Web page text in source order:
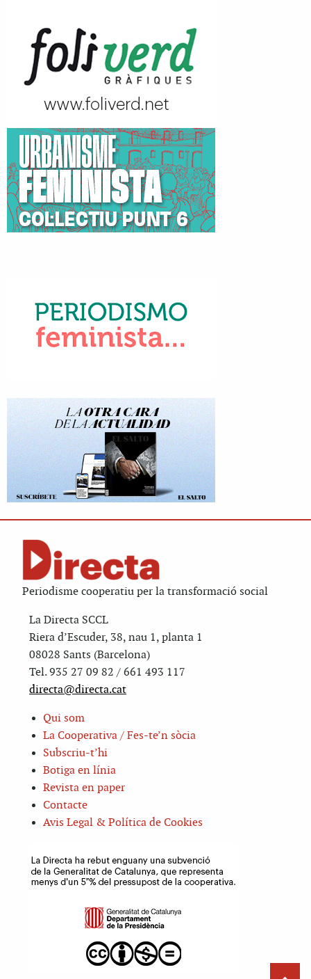
Periodisme cooperatiu per la transformació social
La Directa SCCL
Riera d’Escuder, 38, nau 1, planta 1
08028 Sants (Barcelona)
Tel. 935 27 09 82 / 661 493 117
directa@directa.cat
Qui som
La Cooperativa / Fes-te’n sòcia
Subscriu-t’hi
Botiga en línia
Revista en paper
Contacte
Avis Legal & Política de Cookies